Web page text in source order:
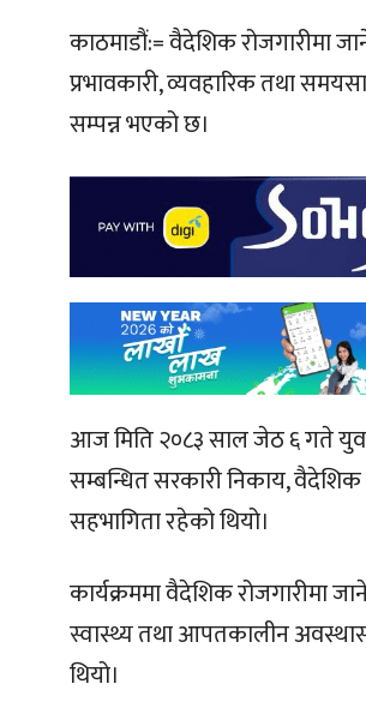
काठमाडौं:= वैदेशिक रोजगारीमा
प्रभावकारी, व्यवहारिक तथा
सम्पन्न भएको छ।
आज मिति २०८३ साल जेठ ६ गते
सम्बन्धित सरकारी निकाय, वैदेशिक
सहभागिता रहेको थियो।
कार्यक्रममा वैदेशिक रोजगारीमा
स्वास्थ्य तथा आपतकालीन
थियो।